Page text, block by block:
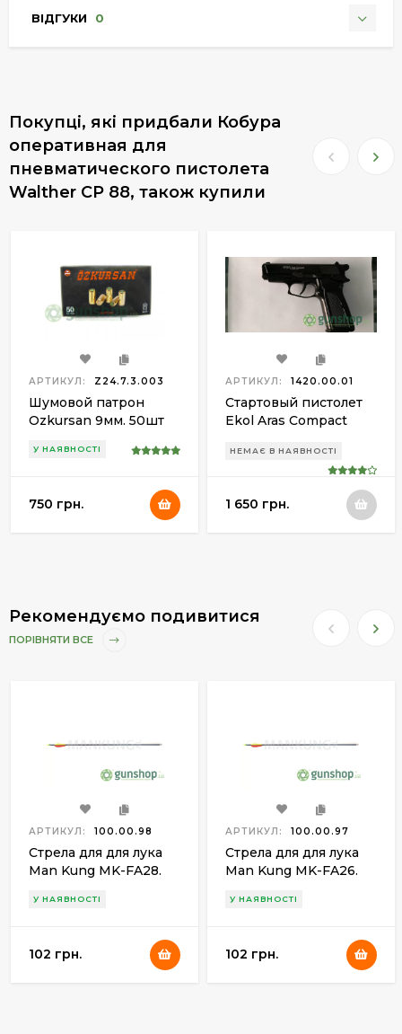
ВІДГУКИ 0
Покупці, які придбали Кобура
оперативная для
пневматического пистолета
Walther CP 88, також купили
АРТИКУЛ: Z24.7.3.003
Шумовой патрон
Ozkursan 9мм. 50шт
У НАЯВНОСТІ
750 грн.
АРТИКУЛ: 1420.00.01
Стартовый пистолет
Ekol Aras Compact
НЕМАЄ В НАЯВНОСТІ
1 650 грн.
Рекомендуємо подивитися
ПОРІВНЯТИ ВСЕ
АРТИКУЛ: 100.00.98
Стрела для для лука
Man Kung MK-FA28.
черный
У НАЯВНОСТІ
102 грн.
АРТИКУЛ: 100.00.97
Стрела для для лука
Man Kung MK-FA26.
черный
У НАЯВНОСТІ
102 грн.